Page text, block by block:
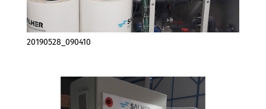
20190528_090410